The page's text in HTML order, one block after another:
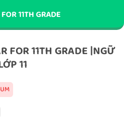
11TH GRADE
FOR 11TH GRADE |NGỮ
11